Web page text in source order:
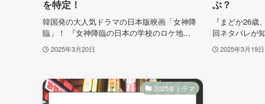
を特定！
韓国発の大人気ドラマの日本版映画「女神降
臨」！ 『女神降臨の日本の学校のロケ地...
2025年3月20日
ぶ？
『まどか26
回ネタバレが
2025年3月19日
2025冬ドラマ